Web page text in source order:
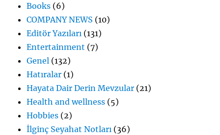
Books (6)
COMPANY NEWS (10)
Editör Yazıları (131)
Entertainment (7)
Genel (132)
Hatıralar (1)
Hayata Dair Derin Mevzular (21)
Health and wellness (5)
Hobbies (2)
İlginç Seyahat Notları (36)